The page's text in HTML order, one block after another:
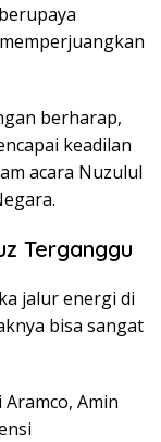
berharap,
keadilan
acara Nuzulul
Terganggu
jalur energi di
bisa sangat
Aramco, Amin